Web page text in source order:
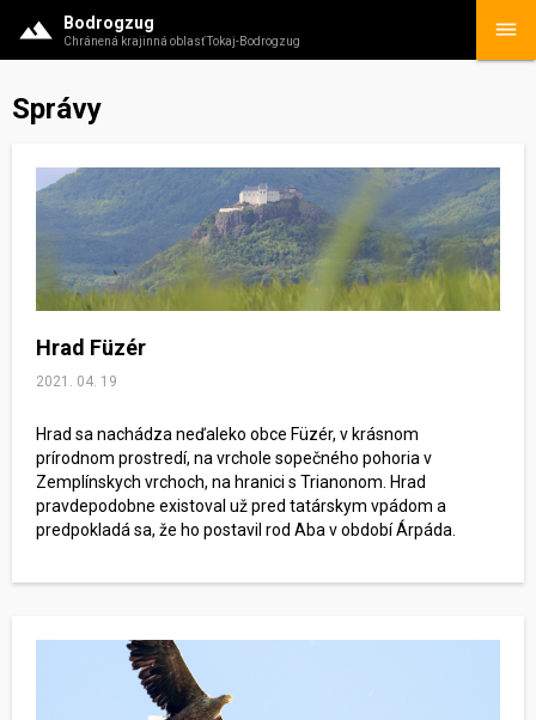
Bodrogzug
Chránená krajinná oblasť Tokaj-Bodrogzug
Správy
Hrad Füzér
2021. 04. 19
Hrad sa nachádza neďaleko obce Füzér, v krásnom
prírodnom prostredí, na vrchole sopečného pohoria v
Zemplínskych vrchoch, na hranici s Trianonom. Hrad
pravdepodobne existoval už pred tatárskym vpádom a
predpokladá sa, že ho postavil rod Aba v období Árpáda.